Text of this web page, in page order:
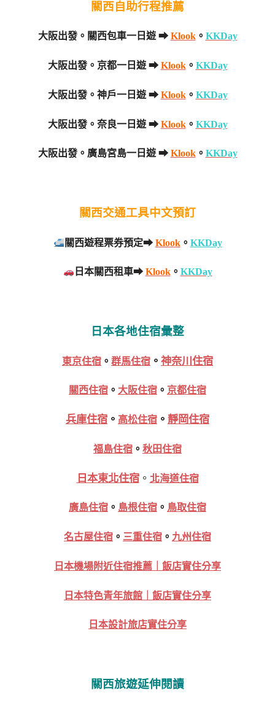
關西自助行程推薦
大阪出發。關西包車一日遊 ➡ Klook。 KKDay
大阪出發。京都一日遊 ➡ Klook。 KKDay
大阪出發。神戶一日遊 ➡ Klook。 KKDay
大阪出發。奈良一日遊 ➡ Klook。 KKDay
大阪出發。廣島宮島一日遊 ➡ Klook。 KKDay
關西交通工具中文預訂
關西遊程票券預定➡ Klook。 KKDay
日本關西租車➡ Klook。 KKDay
日本各地住宿彙整
東京住宿 。 群馬住宿 。 神奈川住宿
關西住宿 。 大阪住宿 。 京都住宿
兵庫住宿 。 高松住宿 。 靜岡住宿
福島住宿 。 秋田住宿
日本東北住宿。 北海道住宿
廣島住宿 。 島根住宿 。 鳥取住宿
名古屋住宿 。 三重住宿 。 九州住宿
日本機場附近住宿推薦｜飯店實住分享
日本特色青年旅館｜飯店實住分享
日本設計旅店實住分享
關西旅遊延伸閱讀